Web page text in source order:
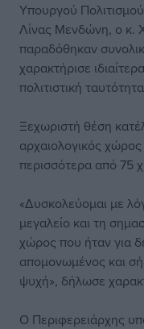
Υπουργού
Λίνας Μενδώνη, ο κ.
παραδόθηκαν
χαρακτήρισε
πολιτιστική
Ξεχωριστή θέση
αρχαιολογικός
περισσότερα από 75
«Δυσκολεύομαι με
μεγαλείο και τη
χώρος που ήταν για
απομονωμένος και
ψυχή», δήλωσε
Ο Περιφερειάρχης